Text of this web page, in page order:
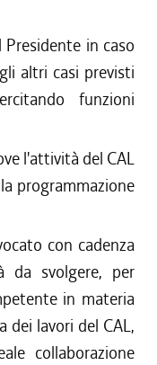
in caso
altri casi previsti
funzioni
l'attività del CAL
programmazione
con cadenza
da svolgere, per
in materia
dei lavori del CAL,
collaborazione